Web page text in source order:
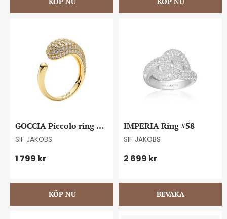
GOCCIA Piccolo ring
#58
SIF JAKOBS
1 799 kr
IMPERIA Ring #58
SIF JAKOBS
2 699 kr